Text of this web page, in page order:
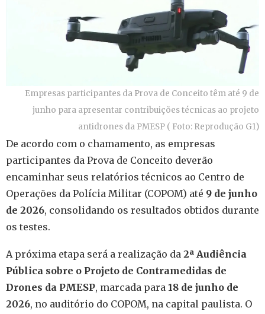
Empresas participantes da Prova de Conceito têm até 9 de
junho para apresentar contribuições técnicas ao projeto
antidrones da PMESP ( Foto: Reprodução G1)
De acordo com o chamamento, as empresas
participantes da Prova de Conceito deverão
encaminhar seus relatórios técnicos ao Centro de
Operações da Polícia Militar (COPOM) até 9 de junho
de 2026, consolidando os resultados obtidos durante
os testes.
A próxima etapa será a realização da 2ª Audiência
Pública sobre o Projeto de Contramedidas de
Drones da PMESP, marcada para 18 de junho de
2026, no auditório do COPOM, na capital paulista. O